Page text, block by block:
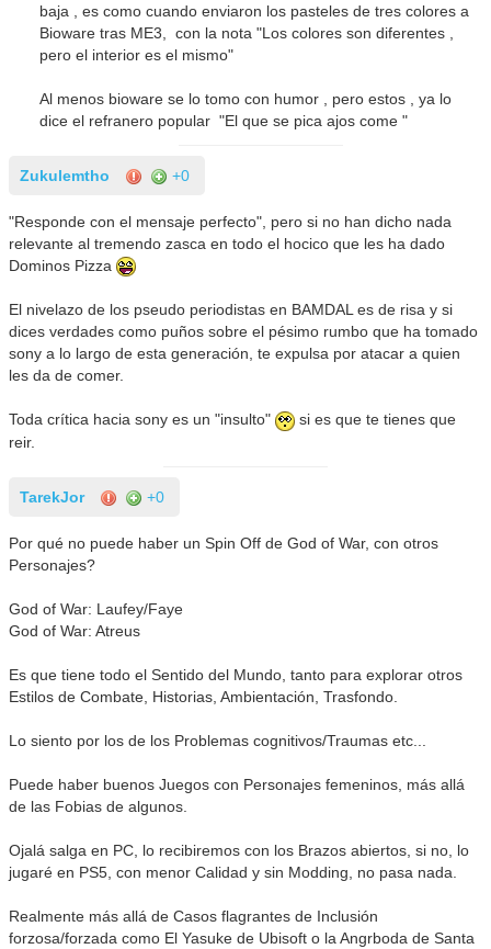
baja , es como cuando enviaron los pasteles de tres colores a
Bioware tras ME3, con la nota "Los colores son diferentes ,
pero el interior es el mismo"
Al menos bioware se lo tomo con humor , pero estos , ya lo
dice el refranero popular "El que se pica ajos come "
Zukulemtho +0
"Responde con el mensaje perfecto", pero si no han dicho nada
relevante al tremendo zasca en todo el hocico que les ha dado
Dominos Pizza
El nivelazo de los pseudo periodistas en BAMDAL es de risa y si
dices verdades como puños sobre el pésimo rumbo que ha tomado
sony a lo largo de esta generación, te expulsa por atacar a quien
les da de comer.
Toda crítica hacia sony es un "insulto"
si es que te tienes que
reir.
TarekJor +0
Por qué no puede haber un Spin Off de God of War, con otros
Personajes?
God of War: Laufey/Faye
God of War: Atreus
Es que tiene todo el Sentido del Mundo, tanto para explorar otros
Estilos de Combate, Historias, Ambientación, Trasfondo.
Lo siento por los de los Problemas cognitivos/Traumas etc...
Puede haber buenos Juegos con Personajes femeninos, más allá
de las Fobias de algunos.
Ojalá salga en PC, lo recibiremos con los Brazos abiertos, si no, lo
jugaré en PS5, con menor Calidad y sin Modding, no pasa nada.
Realmente más allá de Casos flagrantes de Inclusión
forzosa/forzada como El Yasuke de Ubisoft o la Angrboda de Santa